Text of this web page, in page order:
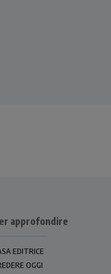
approfondire
EDITRICE
OGGI